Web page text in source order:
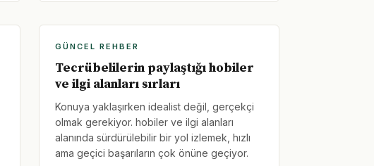
GÜNCEL REHBER
Tecrübelilerin paylaştığı hobiler
ve ilgi alanları sırları
Konuya yaklaşırken idealist değil, gerçekçi
olmak gerekiyor. hobiler ve ilgi alanları
alanında sürdürülebilir bir yol izlemek, hızlı
ama geçici başarıların çok önüne geçiyor.